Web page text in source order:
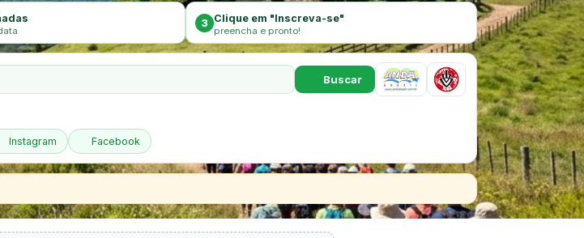
3 Clique em "Inscreva-se"
preencha e pronto!
Buscar
Instagram Facebook